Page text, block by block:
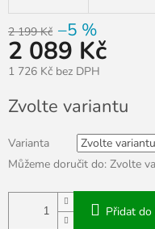
2 199 Kč –5 %
2 089 Kč
1 726 Kč bez DPH
cena:
Zvolte variantu
Varianta
Můžeme doručit do: Zvolte
Přidat do